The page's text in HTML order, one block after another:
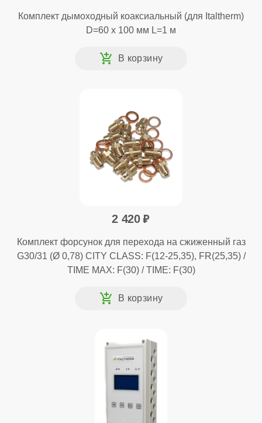
Комплект дымоходный коаксиальный (для Italtherm)
D=60 x 100 мм L=1 м
2 420
Комплект форсунок для перехода на сжиженный газ
G30/31 (Ø 0,78) CITY CLASS: F(12-25,35), FR(25,35) /
TIME MAX: F(30) / TIME: F(30)